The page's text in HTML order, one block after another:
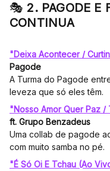
🎭 2. PAGODE E
CONTINUA
"Deixa Acontecer /
Pagode
A Turma do Pagode
leveza que só eles têm.
"Nosso Amor Quer Paz /
ft. Grupo Benzadeus
Uma collab de pagode
com muito samba no pé.
"É Só Oi E Tchau (Ao